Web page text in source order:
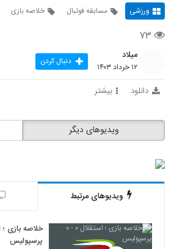
ورزشی مسابقه فوتبال خلاصه بازی
۷۳
میلاد
۱۲ خرداد ۱۴۰۳ دنبال کردن
دانلود بیشتر
ویدیوهای دیگر
ویدیوهای مرتبط
پرسپولیس